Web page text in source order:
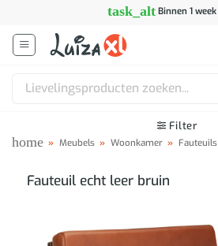
inhoud
task_alt Binnen 1 week
Zoeken
Filter
home » Meubels » Woonkamer » Fauteuils
Fauteuil echt leer bruin